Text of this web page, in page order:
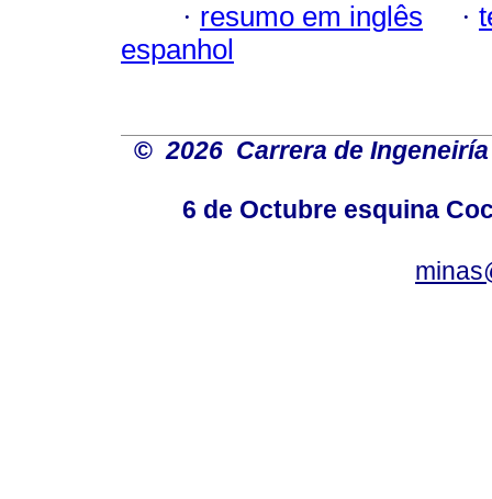
· resumo em inglês ·
espanhol
© 2026 Carrera de
6 de Octubre esquina